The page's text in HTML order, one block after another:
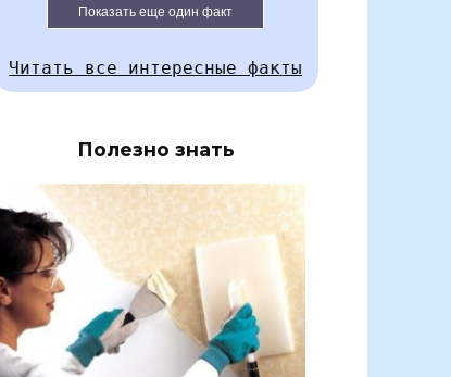
Показать еще один факт
Читать все интересные факты
Полезно знать